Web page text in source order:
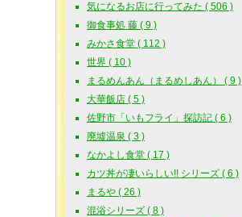
気になるお店に行ってみた ( 506 )
御食事処 藤 ( 9 )
みかさ食堂 ( 112 )
世界 ( 10 )
まるめんあん（まるめしあん） ( 9 )
大華飯店 ( 5 )
佐野市「いもフライ」探訪記 ( 6 )
廃墟温泉 ( 3 )
なかよし食堂 ( 17 )
カツ丼が凄いらしい!! シリーズ ( 6 )
まるや ( 26 )
混浴シリーズ ( 8 )